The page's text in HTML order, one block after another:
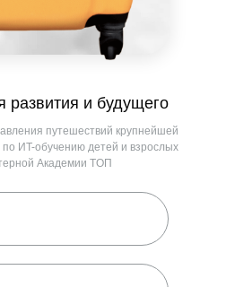
путешествий крупнейшей
ИT-обучению детей и взрослых
Академии ТOП
развития и будущего